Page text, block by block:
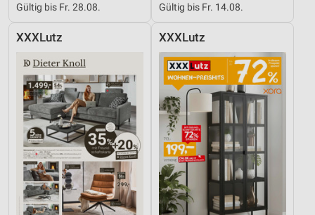
Gültig bis Fr. 28.08. Gültig bis Fr. 14.08.
XXXLutz XXXLutz